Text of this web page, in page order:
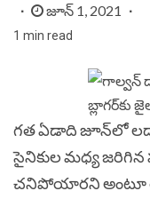
జూన్ 1, 2021
1 min read
గ‌త ఏడాది జూన్‌లో
సైనికుల మ‌ధ్య జరిగిన
చనిపోయారని అంటూ తమ